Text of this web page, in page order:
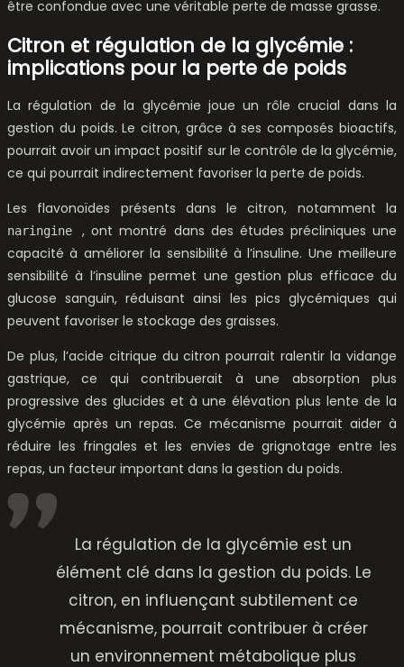
être confondue avec une véritable perte de masse grasse.
Citron et régulation de la glycémie :
implications pour la perte de poids
La régulation de la glycémie joue un rôle crucial dans la
gestion du poids. Le citron, grâce à ses composés bioactifs,
pourrait avoir un impact positif sur le contrôle de la glycémie,
ce qui pourrait indirectement favoriser la perte de poids.
Les flavonoïdes présents dans le citron, notamment la
naringine, ont montré dans des études précliniques une
capacité à améliorer la sensibilité à l’insuline. Une meilleure
sensibilité à l’insuline permet une gestion plus efficace du
glucose sanguin, réduisant ainsi les pics glycémiques qui
peuvent favoriser le stockage des graisses.
De plus, l’acide citrique du citron pourrait ralentir la vidange
gastrique, ce qui contribuerait à une absorption plus
progressive des glucides et à une élévation plus lente de la
glycémie après un repas. Ce mécanisme pourrait aider à
réduire les fringales et les envies de grignotage entre les
repas, un facteur important dans la gestion du poids.
La régulation de la glycémie est un
élément clé dans la gestion du poids. Le
citron, en influençant subtilement ce
mécanisme, pourrait contribuer à créer
un environnement métabolique plus